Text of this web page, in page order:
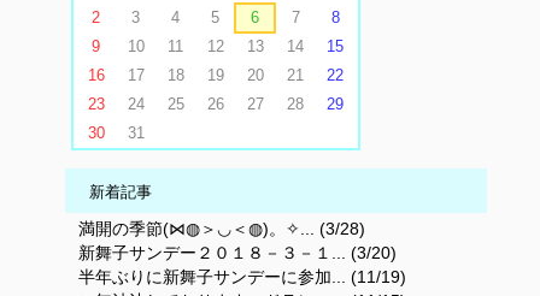
2
3 4 5 6 7
8
9
10 11 12 13 14
15
16
17 18 19 20 21
22
23
24 25 26 27 28
29
30
31
新着記事
満開の季節(⋈◍＞◡＜◍)。✧... (3/28)
新舞子サンデー２０１８－３－１... (3/20)
半年ぶりに新舞子サンデーに参加... (11/19)